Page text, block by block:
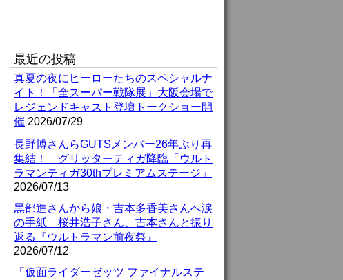
最近の投稿
真夏の夜にヒーローたちのスペシャルナ
イト！「全スーパー戦隊展」大阪会場で
レジェンドキャスト登壇トークショー開
催 2026/07/29
長野博さんらGUTSメンバー26年ぶり再
集結！ グリッターティガ降臨「ウルト
ラマンティガ30thプレミアムステージ」
2026/07/13
黒部進さんから娘・吉本多香美さんへ涙
の手紙 桜井浩子さん、吉本さんと振り
返る『ウルトラマン前夜祭』
2026/07/12
「仮面ライダーゼッツ ファイナルステ